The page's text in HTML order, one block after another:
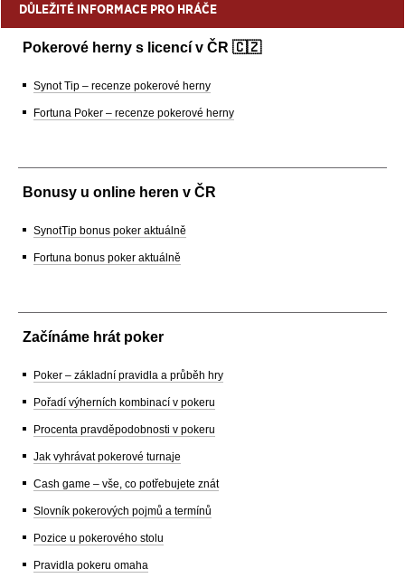
DŮLEŽITÉ INFORMACE PRO HRÁČE
Pokerové herny s licencí v ČR 🇨🇿
Synot Tip – recenze pokerové herny
Fortuna Poker – recenze pokerové herny
Bonusy u online heren v ČR
SynotTip bonus poker aktuálně
Fortuna bonus poker aktuálně
Začínáme hrát poker
Poker – základní pravidla a průběh hry
Pořadí výherních kombinací v pokeru
Procenta pravděpodobnosti v pokeru
Jak vyhrávat pokerové turnaje
Cash game – vše, co potřebujete znát
Slovník pokerových pojmů a termínů
Pozice u pokerového stolu
Pravidla pokeru omaha